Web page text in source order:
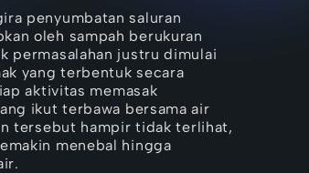
penyumbatan saluran
oleh sampah berukuran
permasalahan justru dimulai
yang terbentuk secara
aktivitas memasak
ikut terbawa bersama air
tersebut hampir tidak terlihat,
menebal hingga